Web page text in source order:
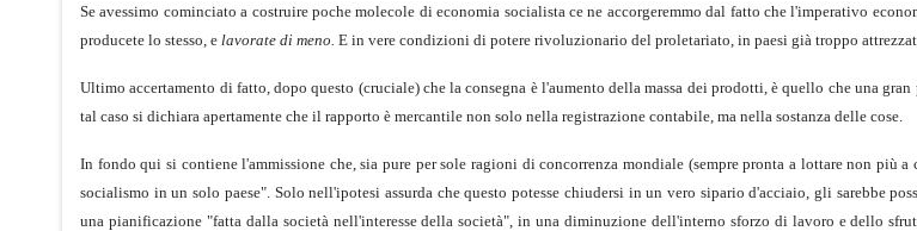
Se avessimo cominciato a costruire poche molecole di economia socialista ce ne accorgeremmo dal fatto che l'imperativo
producete lo stesso, e lavorate di meno. E in vere condizioni di potere rivoluzionario del proletariato, in paesi già troppo
Ultimo accertamento di fatto, dopo questo (cruciale) che la consegna è l'aumento della massa dei prodotti, è quello che una
tal caso si dichiara apertamente che il rapporto è mercantile non solo nella registrazione contabile, ma nella sostanza delle cose.
In fondo qui si contiene l'ammissione che, sia pure per sole ragioni di concorrenza mondiale (sempre pronta a lottare non
socialismo in un solo paese". Solo nell'ipotesi assurda che questo potesse chiudersi in un vero sipario d'acciaio, gli sarebbe
una pianificazione "fatta dalla società nell'interesse della società", in una diminuzione dell'interno sforzo di lavoro e dello